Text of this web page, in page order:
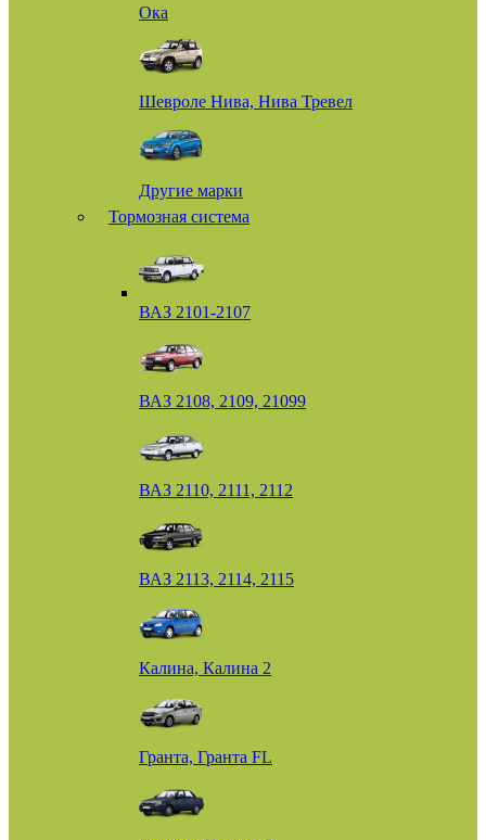
Ока
Шевроле Нива, Нива Тревел
Другие марки
Тормозная система
ВАЗ 2101-2107
ВАЗ 2108, 2109, 21099
ВАЗ 2110, 2111, 2112
ВАЗ 2113, 2114, 2115
Калина, Калина 2
Гранта, Гранта FL